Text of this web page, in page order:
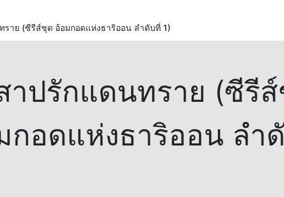
ราย (ซีรีส์ชุด อ้อมกอดแห่งธาริออน ลำดับที่ 1)
าปรักแดนทราย (ซีรี
กอดแห่งธาริออน ลำ